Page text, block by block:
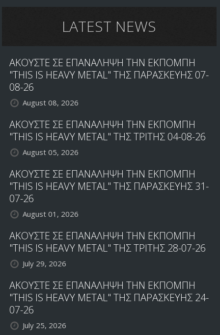
LATEST NEWS
ΑΚΟΥΣΤΕ ΣΕ ΕΠΑΝΑΛΗΨΗ ΤΗΝ ΕΚΠΟΜΠΗ
"THIS IS HEAVY METAL" ΤΗΣ ΠΑΡΑΣΚΕΥΗΣ 07-
08-26
August 08, 2026
ΑΚΟΥΣΤΕ ΣΕ ΕΠΑΝΑΛΗΨΗ ΤΗΝ ΕΚΠΟΜΠΗ
"THIS IS HEAVY METAL" ΤΗΣ ΤΡΙΤΗΣ 04-08-26
August 05, 2026
ΑΚΟΥΣΤΕ ΣΕ ΕΠΑΝΑΛΗΨΗ ΤΗΝ ΕΚΠΟΜΠΗ
"THIS IS HEAVY METAL" ΤΗΣ ΠΑΡΑΣΚΕΥΗΣ 31-
07-26
August 01, 2026
ΑΚΟΥΣΤΕ ΣΕ ΕΠΑΝΑΛΗΨΗ ΤΗΝ ΕΚΠΟΜΠΗ
"THIS IS HEAVY METAL" ΤΗΣ ΤΡΙΤΗΣ 28-07-26
July 29, 2026
ΑΚΟΥΣΤΕ ΣΕ ΕΠΑΝΑΛΗΨΗ ΤΗΝ ΕΚΠΟΜΠΗ
"THIS IS HEAVY METAL" ΤΗΣ ΠΑΡΑΣΚΕΥΗΣ 24-
07-26
July 25, 2026